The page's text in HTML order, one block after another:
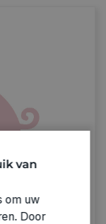
van
om uw
Door